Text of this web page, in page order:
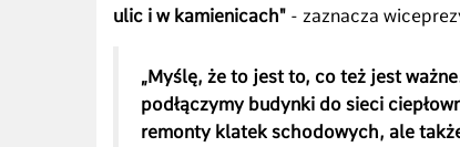
ulic i w kamienicach" - zaznacza
„Myślę, że to jest to, co też jest
podłączymy budynki do sieci
remonty klatek schodowych, ale